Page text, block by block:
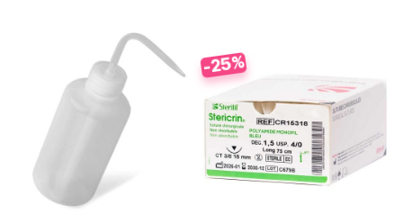
-25%